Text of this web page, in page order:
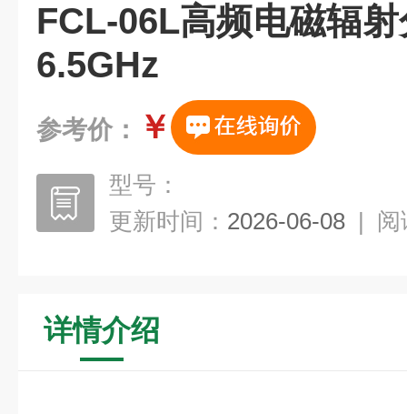
FCL-06L高频电磁辐
6.5GHz
参考价： ￥
型号：
更新时间： 2026-06-08 | 阅
详情介绍